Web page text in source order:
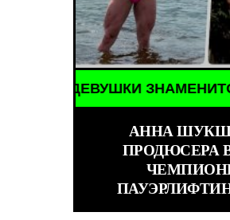
ЗНАМЕНИТОСТИ ///
АННА
ПРОДЮСЕРА